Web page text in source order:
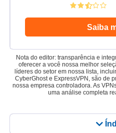
Saiba
Nota do editor: transparência e
oferecer a você nossa melhor
líderes do setor em nossa lista,
CyberGhost e ExpressVPN, são de
nossa empresa controladora. As
uma análise completa